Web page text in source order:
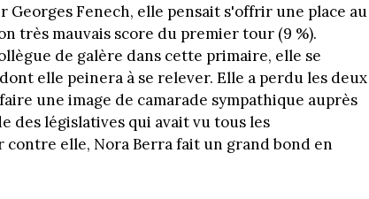
Georges Fenech, elle pensait s'offrir une place au
très mauvais score du premier tour (9 %).
de galère dans cette primaire, elle se
elle peinera à se relever. Elle a perdu les deux
une image de camarade sympathique auprès
des législatives qui avait vu tous les
elle, Nora Berra fait un grand bond en